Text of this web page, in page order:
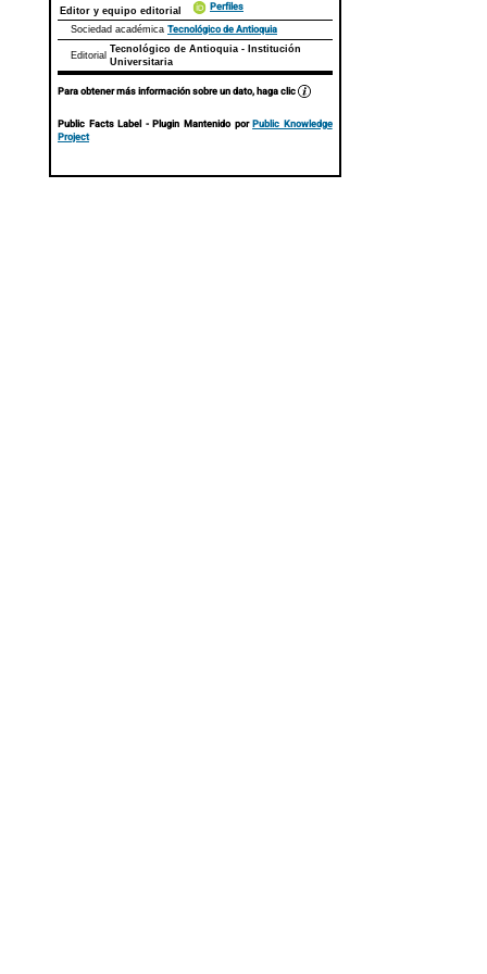
Editor y equipo editorial Perfiles
Sociedad académica Tecnológico de Antioquia
Editorial
Tecnológico de Antioquia - Institución
Universitaria
Para obtener más información sobre un dato, haga clic
Public Facts Label - Plugin Mantenido porPublic Knowledge
Project